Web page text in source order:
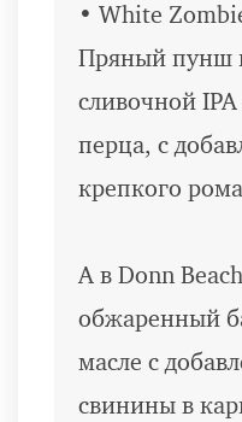
• White
Пряный пунш
сливочной
перца, с
крепкого
А в Donn
обжаренный
масле с
свинины в